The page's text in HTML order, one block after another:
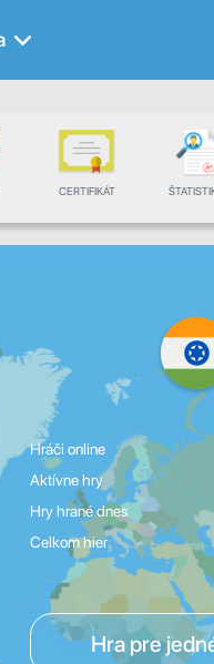
CERTIFIKÁT
Hráči online
Aktívne hry
Hry hrané dnes
Celkom hier
Hra pre